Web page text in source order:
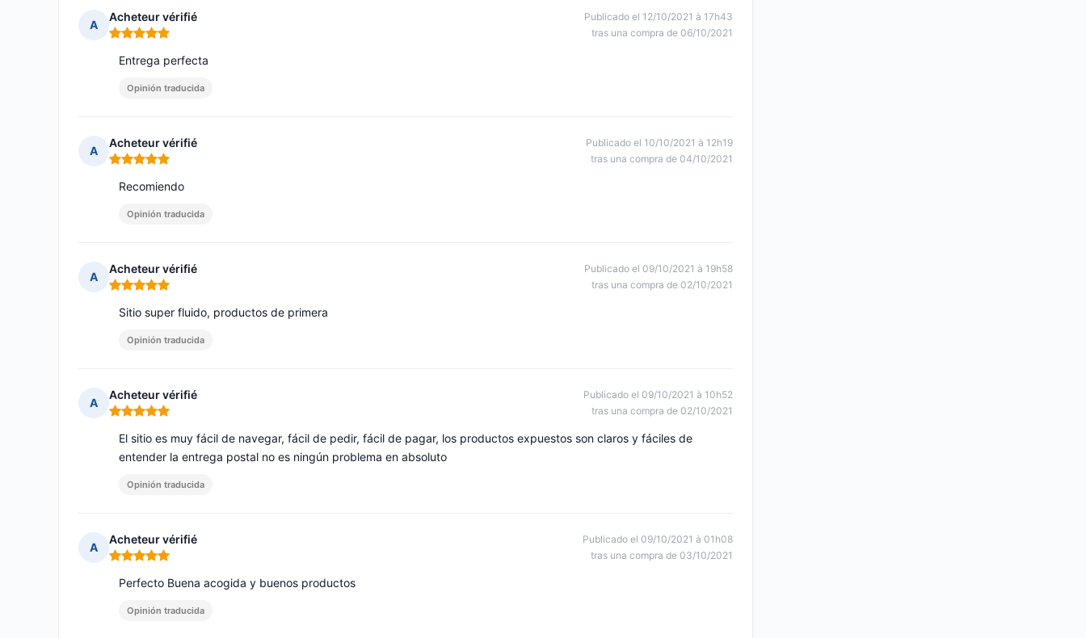
A
Acheteur vérifié
Nota: 5 de 5
Publicado el 12/10/2021 à 17h43
tras una compra de 06/10/2021
Entrega perfecta
Opinión traducida
A
Acheteur vérifié
Nota: 5 de 5
Publicado el 10/10/2021 à 12h19
tras una compra de 04/10/2021
Recomiendo
Opinión traducida
A
Acheteur vérifié
Nota: 5 de 5
Publicado el 09/10/2021 à 19h58
tras una compra de 02/10/2021
Sitio super fluido, productos de primera
Opinión traducida
A
Acheteur vérifié
Nota: 5 de 5
Publicado el 09/10/2021 à 10h52
tras una compra de 02/10/2021
El sitio es muy fácil de navegar, fácil de pedir, fácil de pagar, los productos expuestos son claros y fáciles de
entender la entrega postal no es ningún problema en absoluto
Opinión traducida
A
Acheteur vérifié
Nota: 5 de 5
Publicado el 09/10/2021 à 01h08
tras una compra de 03/10/2021
Perfecto Buena acogida y buenos productos
Opinión traducida